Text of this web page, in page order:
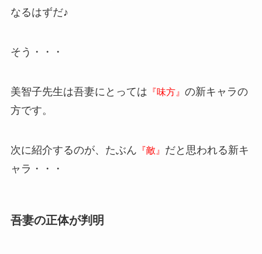
なるはずだ♪
そう・・・
美智子先生は吾妻にとっては 『味方』 の新キャラの
方です。
次に紹介するのが、たぶん 『敵』 だと思われる新キ
ャラ・・・
吾妻の正体が判明